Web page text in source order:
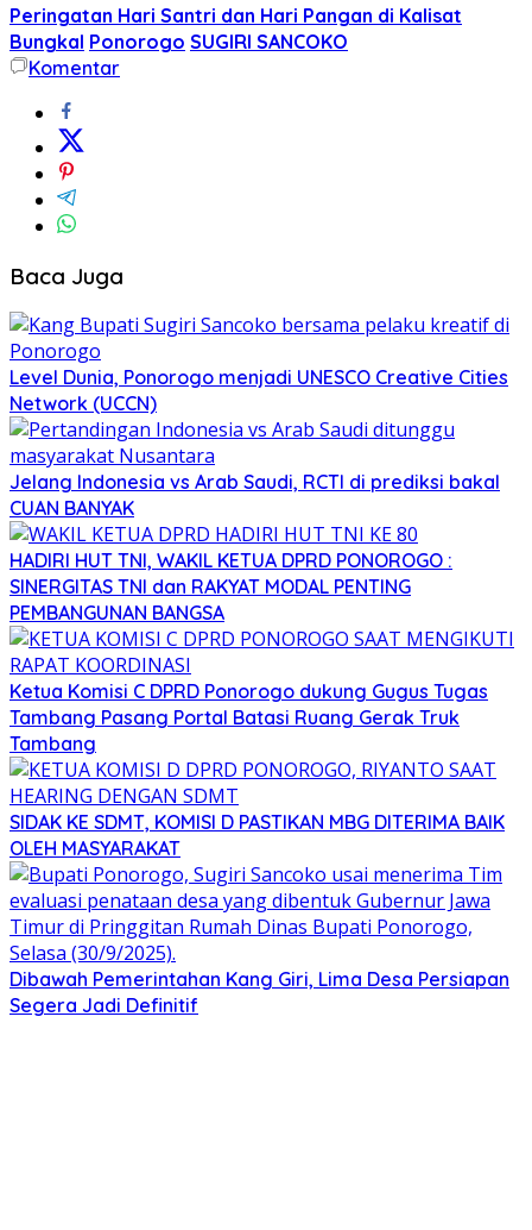
Peringatan Hari Santri dan Hari Pangan di Kalisat
Bungkal Ponorogo SUGIRI SANCOKO
Komentar
Baca Juga
Level Dunia, Ponorogo menjadi UNESCO Creative Cities
Network (UCCN)
Jelang Indonesia vs Arab Saudi, RCTI di prediksi bakal
CUAN BANYAK
HADIRI HUT TNI, WAKIL KETUA DPRD PONOROGO :
SINERGITAS TNI dan RAKYAT MODAL PENTING
PEMBANGUNAN BANGSA
Ketua Komisi C DPRD Ponorogo dukung Gugus Tugas
Tambang Pasang Portal Batasi Ruang Gerak Truk
Tambang
SIDAK KE SDMT, KOMISI D PASTIKAN MBG DITERIMA BAIK
OLEH MASYARAKAT
Dibawah Pemerintahan Kang Giri, Lima Desa Persiapan
Segera Jadi Definitif